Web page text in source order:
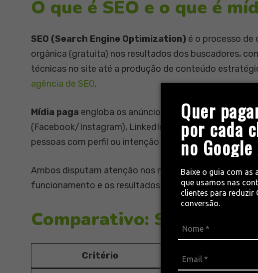
Quer
por cada
no
Baixe o guia com as
que usamos nas
clientes para reduzir
conversão.
O que é SEO e o que é
SEO (Search Engine Optimization) é o processo de
orgânica (gratuita) nos resultados dos buscadores,
técnicas no site até a produção de conteúdo
agência de SEO.
Mídia paga engloba os anúncios feitos em
(Facebook/Instagram), LinkedIn Ads, entre outros.
pessoas com perfil ou intenção de compra. Conheça
Ambos disputam atenção nos mesmos lugares
funcionamento e os resultados entregues são bem
Comparativo: SEO vs.
Critério